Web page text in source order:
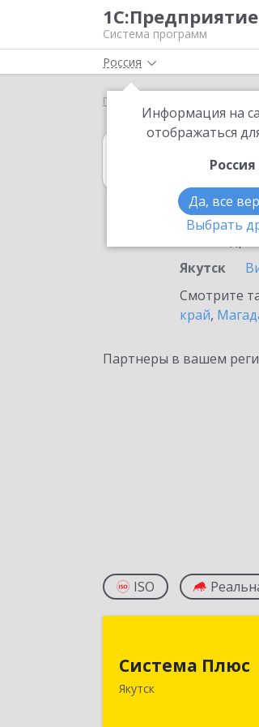
Система программ
Россия
Информация на
отображаться
Россия
Да, все
Выбрать
Главная
в
Якутск
Смотрите
край,
Партнеры в вашем
ISO
Система Плюс
Якутск